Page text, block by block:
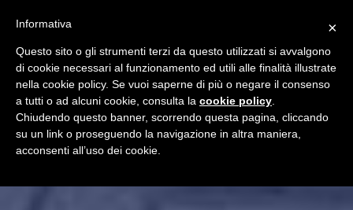
×
Informativa
Questo sito o gli strumenti terzi da questo utilizzati si avvalgono
di cookie necessari al funzionamento ed utili alle finalità illustrate
nella cookie policy. Se vuoi saperne di più o negare il consenso
a tutti o ad alcuni cookie, consulta la cookie policy.
Chiudendo questo banner, scorrendo questa pagina, cliccando
su un link o proseguendo la navigazione in altra maniera,
acconsenti all’uso dei cookie.